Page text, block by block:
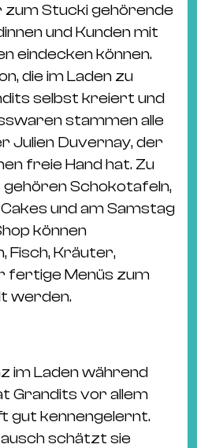
Stucki gehörende
und Kunden mit
eindecken können.
die im Laden zu
selbst kreiert und
stammen alle
Julien Duvernay, der
freie Hand hat. Zu
Schokotafeln,
und am Samstag
können
Fisch, Kräuter,
fertige Menüs zum
werden.
im Laden während
Grandits vor allem
gut kennengelernt.
schätzt sie